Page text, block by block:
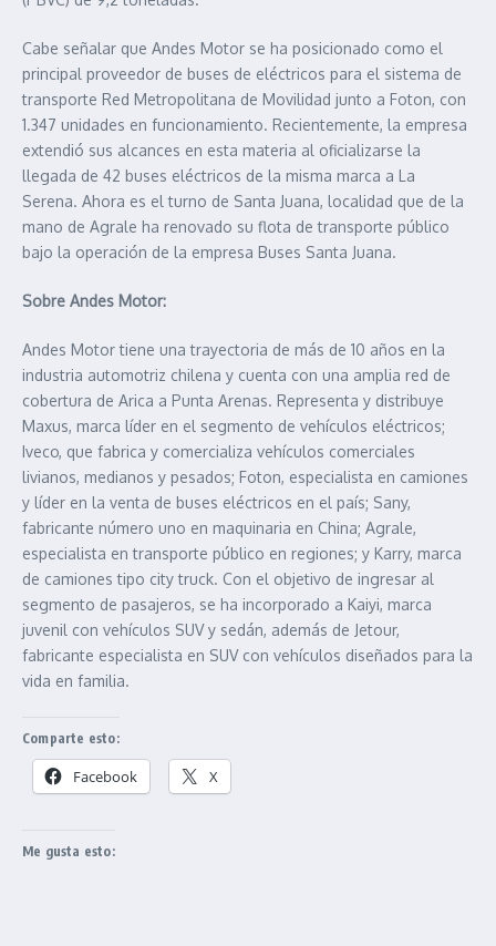
Cabe señalar que Andes Motor se ha posicionado como el
principal proveedor de buses de eléctricos para el sistema de
transporte Red Metropolitana de Movilidad junto a Foton, con
1.347 unidades en funcionamiento. Recientemente, la empresa
extendió sus alcances en esta materia al oficializarse la
llegada de 42 buses eléctricos de la misma marca a La
Serena. Ahora es el turno de Santa Juana, localidad que de la
mano de Agrale ha renovado su flota de transporte público
bajo la operación de la empresa Buses Santa Juana.
Sobre Andes Motor:
Andes Motor tiene una trayectoria de más de 10 años en la
industria automotriz chilena y cuenta con una amplia red de
cobertura de Arica a Punta Arenas. Representa y distribuye
Maxus, marca líder en el segmento de vehículos eléctricos;
Iveco, que fabrica y comercializa vehículos comerciales
livianos, medianos y pesados; Foton, especialista en camiones
y líder en la venta de buses eléctricos en el país; Sany,
fabricante número uno en maquinaria en China; Agrale,
especialista en transporte público en regiones; y Karry, marca
de camiones tipo city truck. Con el objetivo de ingresar al
segmento de pasajeros, se ha incorporado a Kaiyi, marca
juvenil con vehículos SUV y sedán, además de Jetour,
fabricante especialista en SUV con vehículos diseñados para la
vida en familia.
Comparte esto:
Facebook X
Me gusta esto: